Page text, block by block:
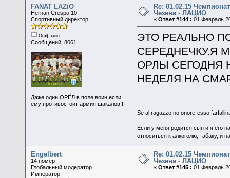
FANAT LAZiO
Hernan Crespo 10
Спортивный директор
Оффлайн
Сообщений: 8061
Даже один ОРЁЛ в поле воин,если
ему противостоит армия шакалов!!!
Re: 01.02.15
Чезена - ЛАЦИО
«Ответ #144 : 01 Февраль
ЭТО РЕАЛЬНО
СЕРЕДНЕЧКУ.Я
ОРЛЫ СЕГОДНЯ
НЕДЕЛЯ НА
Se al ragazzo no onore-esso
Если у меня родится сын и я его
относиться к алкоголю, табаку, и
Engelbert
14 номер
Глобальный модератор
Император
Re: 01.02.15
Чезена - ЛАЦИО
«Ответ #145 : 01 Февраль